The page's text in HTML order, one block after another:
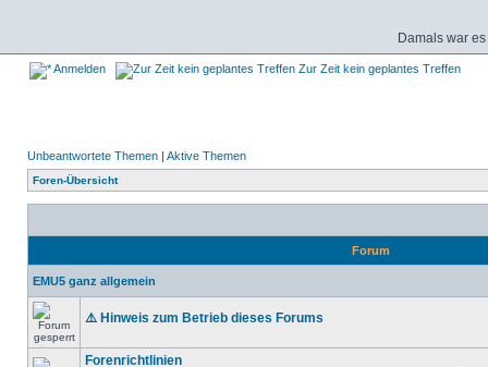
Damals war
Anmelden Zur Zeit kein geplantes Treffen
Unbeantwortete Themen | Aktive Themen
Foren-Übersicht
Forum
EMU5 ganz allgemein
⚠️ Hinweis zum Betrieb dieses Forums
Forenrichtlinien